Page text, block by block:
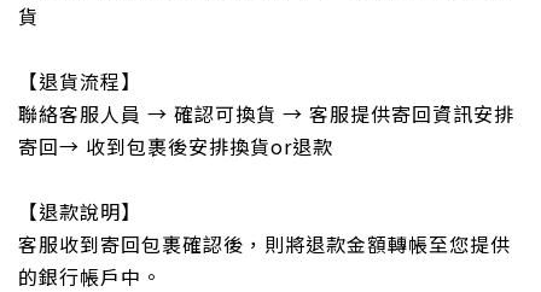
貨
【退貨流程】
聯絡客服人員 → 確認可換貨 → 客服提供寄回資訊安排
寄回→ 收到包裹後安排換貨or退款
【退款說明】
客服收到寄回包裹確認後，則將退款金額轉帳至您提供
的銀行帳戶中。